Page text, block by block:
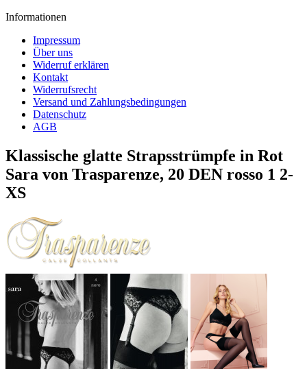
Informationen
Impressum
Über uns
Widerruf erklären
Kontakt
Widerrufsrecht
Versand und Zahlungsbedingungen
Datenschutz
AGB
Klassische glatte Strapsstrümpfe in Rot
Sara von Trasparenze, 20 DEN rosso 1 2-
XS